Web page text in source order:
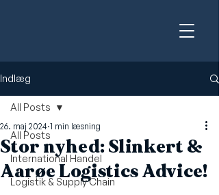
Indlæg
All Posts
International Handel
Logistik & Supply Chain
All Posts
Stor nyhed: Slinkert &
Aarøe Logistics Advice!
26. maj 2024 1 min læsning